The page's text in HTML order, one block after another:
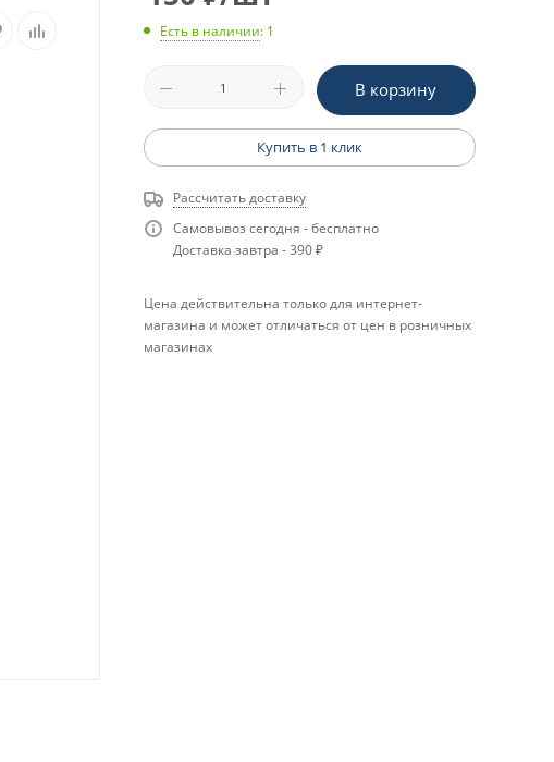
Есть в наличии: 1
В корзину
Купить в 1 клик
Рассчитать доставку
Самовывоз сегодня - бесплатно
Доставка завтра - 390 ₽
Цена действительна только для интернет-
магазина и может отличаться от цен в розничных
магазинах